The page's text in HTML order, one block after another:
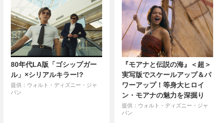
80年代LA版「ゴシップガー
ル」×シリアルキラー!?
提供：ウォルト・ディズニー・ジャ
パン
『モアナと伝説の海』＜超＞
実写版でスケールアップ＆パ
ワーアップ！等身大ヒロイ
ン・モアナの魅力を深掘り
提供：ウォルト・ディズニー・ジャ
パン